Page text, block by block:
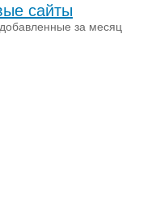
сайты
за месяц